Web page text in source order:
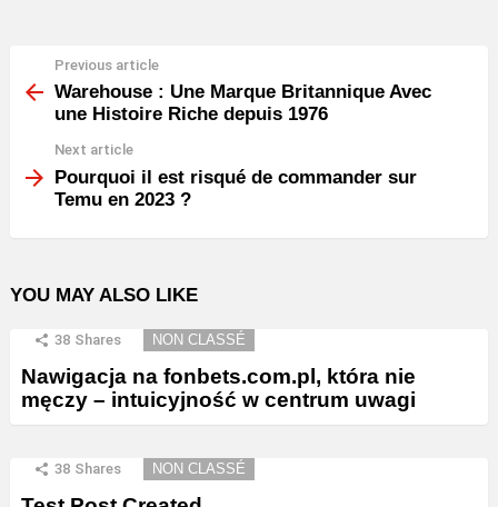
more
Previous article
Warehouse : Une Marque Britannique Avec
une Histoire Riche depuis 1976
Next article
Pourquoi il est risqué de commander sur
Temu en 2023 ?
YOU MAY ALSO LIKE
38 Shares NON CLASSÉ
Nawigacja na fonbets.com.pl, która nie
męczy – intuicyjność w centrum uwagi
38 Shares NON CLASSÉ